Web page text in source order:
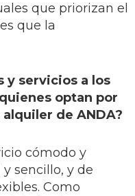
que priorizan el
que la
y servicios a los
optan por
de ANDA?
cómodo y
sencillo, y de
Como